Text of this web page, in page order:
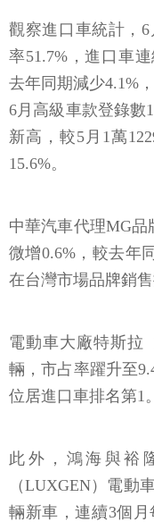
觀察進口車統計，
率51.7%，進口車
去年同期減少4.1%
6月高級車款登錄數
新高，較5月1萬
15.6%。
中華汽車代理MG品
微增0.6%，較去年
在台灣市場品牌銷售
電動車大廠特斯拉
輛，市占率躍升至
位居進口車排名第1。
此外，鴻海與裕
（LUXGEN）電動
輛新車，連續3個